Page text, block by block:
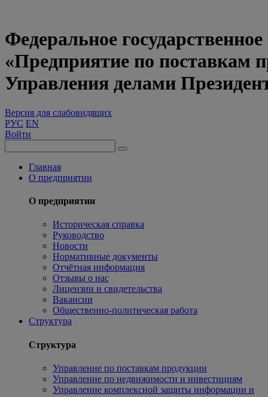
Федеральное
«Предприятие по поставкам
Управления делами
Версия для слабовидящих
РУС EN
Войти
Главная
О предприятии
О предприятии
Историческая справка
Руководство
Новости
Нормативные документы
Отчётная информация
Отзывы о нас
Лицензии и свидетельства
Вакансии
Общественно-политическая работа
Структура
Структура
Управление по поставкам продукции
Управление по недвижимости и инвестициям
Управление комплексной защиты информации и